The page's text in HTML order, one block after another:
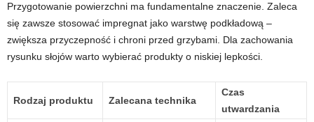
Przygotowanie powierzchni ma fundamentalne znaczenie. Zaleca
się zawsze stosować impregnat jako warstwę podkładową –
zwiększa przyczepność i chroni przed grzybami. Dla zachowania
rysunku słojów warto wybierać produkty o niskiej lepkości.
Rodzaj produktu Zalecana technika
Czas
utwardzania